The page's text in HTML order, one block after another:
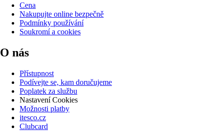
Cena
Nakupujte online bezpečně
Podmínky používání
Soukromí a cookies
O nás
Přístupnost
Podívejte se, kam doručujeme
Poplatek za službu
Nastavení Cookies
Možnosti platby
itesco.cz
Clubcard